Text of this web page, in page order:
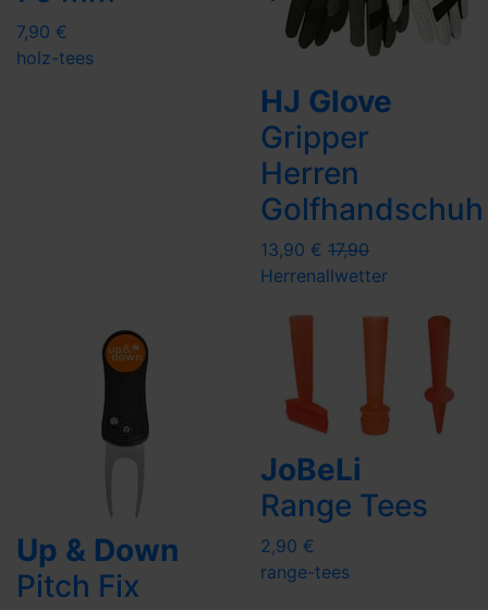
7,90 €
holz-tees
HJ Glove
Gripper
Herren
Golfhandschuh
13,90 € 17,90
Herrenallwetter
Up & Down
Pitch Fix
JoBeLi
Range Tees
2,90 €
range-tees